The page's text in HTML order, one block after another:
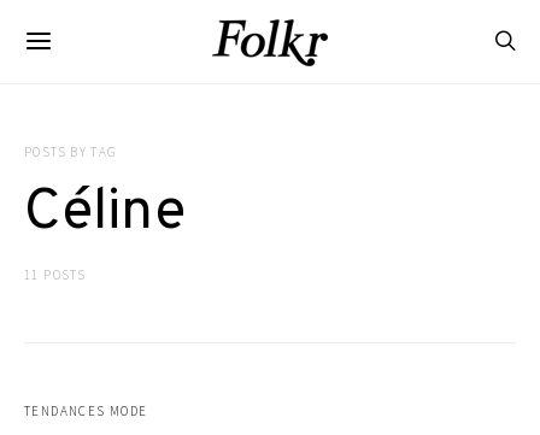
POSTS BY TAG
Céline
11 POSTS
TENDANCES MODE